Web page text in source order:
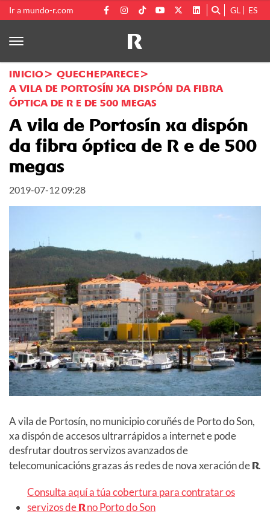
Ir a mundo-r.com GL ES
INICIO
QUECHEPARECE
A VILA DE PORTOSÍN XA DISPÓN DA FIBRA
ÓPTICA DE R E DE 500 MEGAS
A vila de Portosín xa dispón
da fibra óptica de R e de 500
megas
2019-07-12 09:28
A vila de Portosín, no municipio coruñés de Porto do Son,
xa dispón de accesos ultrarrápidos a internet e pode
desfrutar doutros servizos avanzados de
telecomunicacións grazas ás redes de nova xeración deR.
Consulta aquí a túa cobertura para contratar os
servizos deRno Porto do Son